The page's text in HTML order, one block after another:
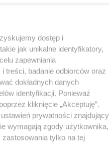
dostęp i
jak unikalne identyfikatory,
zapewniania
treści, badanie odbiorców oraz
dokładnych danych
identyfikacji. Ponieważ
kliknięcie „Akceptuję”.
prywatności znajdujący
wymagają zgody użytkownika,
tylko na tej